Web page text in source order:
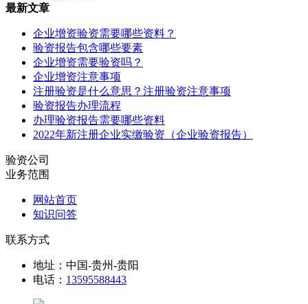
最新文章
企业增资验资需要哪些资料？
验资报告包含哪些要素
企业增资需要验资吗？
企业增资注意事项
注册验资是什么意思？注册验资注意事项
验资报告办理流程
办理验资报告需要哪些资料
2022年新注册企业实缴验资（企业验资报告）
验资公司
业务范围
网站首页
知识问答
联系方式
地址：中国-贵州-贵阳
电话： 13595588443